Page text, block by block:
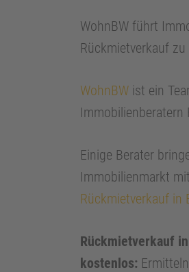
WohnBW führt
Rückmietverkauf zu
WohnBW ist ein
Immobilienberatern
Einige Berater
Immobilienmarkt
Rückmietverkauf in
Rückmietverkauf
kostenlos: